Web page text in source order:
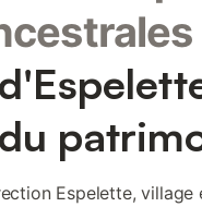
Espelette, village